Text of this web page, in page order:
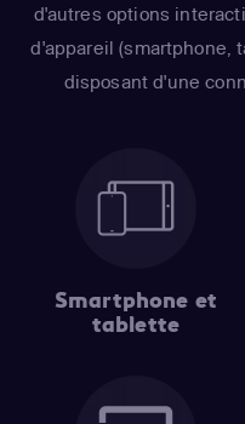
d'autres options
d'appareil (smartphone,
disposant d'une
Smartphone et
tablette